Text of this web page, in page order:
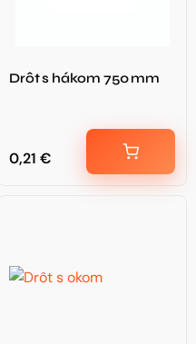
Drôt s hákom 750 mm
0,21 €